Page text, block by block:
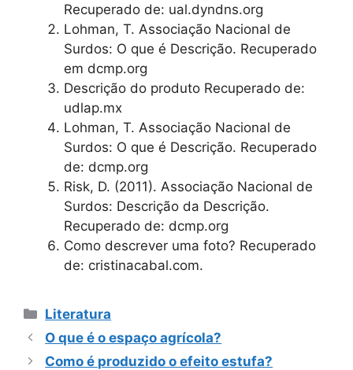
Recuperado de: ual.dyndns.org
Lohman, T. Associação Nacional de
Surdos: O que é Descrição. Recuperado
em dcmp.org
Descrição do produto Recuperado de:
udlap.mx
Lohman, T. Associação Nacional de
Surdos: O que é Descrição. Recuperado
de: dcmp.org
Risk, D. (2011). Associação Nacional de
Surdos: Descrição da Descrição.
Recuperado de: dcmp.org
Como descrever uma foto? Recuperado
de: cristinacabal.com.
Categorias
Literatura
O que é o espaço agrícola?
Como é produzido o efeito estufa?